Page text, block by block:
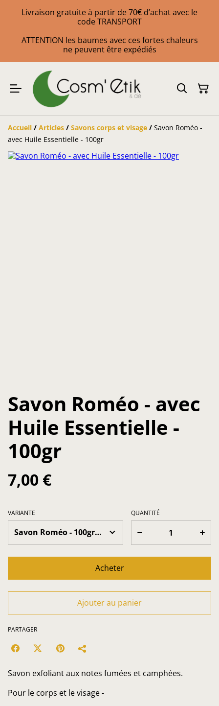
Livraison gratuite à partir de 70€ d’achat avec le
code TRANSPORT
ATTENTION les baumes avec ces fortes chaleurs
ne peuvent être expédiés
Accueil / Articles / Savons corps et visage / Savon Roméo -
avec Huile Essentielle - 100gr
Savon Roméo - avec
Huile Essentielle -
100gr
7,00 €
VARIANTE QUANTITÉ
Acheter
Ajouter au panier
PARTAGER
Savon exfoliant aux notes fumées et camphées.
Pour le corps et le visage -